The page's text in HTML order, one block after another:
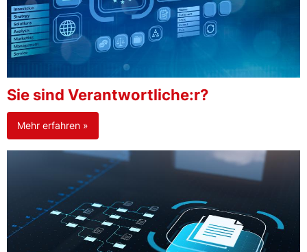
Sie sind Verantwortliche:r?
Mehr erfahren »